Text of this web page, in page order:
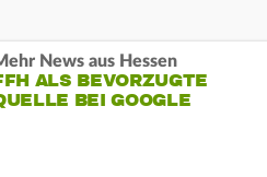
News aus Hessen
ALS BEVORZUGTE
BEI GOOGLE